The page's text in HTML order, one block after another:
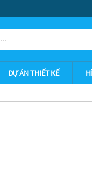
DỰ ÁN THIẾT KẾ